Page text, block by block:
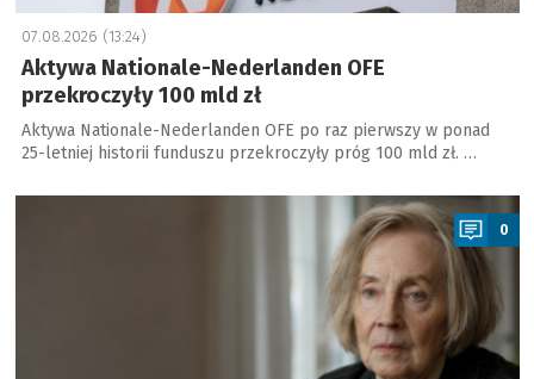
07.08.2026 (13:24)
Aktywa Nationale-Nederlanden OFE
przekroczyły 100 mld zł
Aktywa Nationale-Nederlanden OFE po raz pierwszy w ponad
25-letniej historii funduszu przekroczyły próg 100 mld zł. …
a
0